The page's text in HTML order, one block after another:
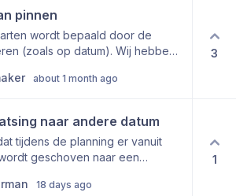
eenvoudig kunnen
waarna alleen het label en de
hoeven te worden. Hierdoor
efficiënter nieuwe
pinnen
wordt bepaald door de
(zoals op datum). Wij hebben
ongeacht de datum of ander
about 1 month ago
3
naar andere datum
tijdens de planning er vanuit
geschoven naar een
Bijvoorbeeld een
18 days ago
1